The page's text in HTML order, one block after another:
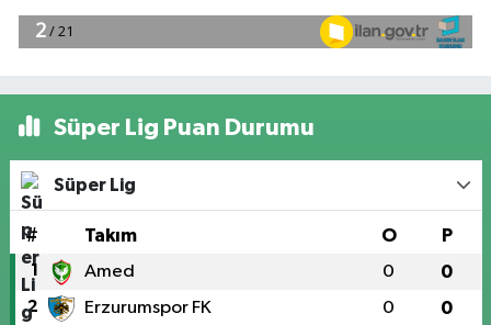
Süper Lig Puan Durumu
Süper Lig
# Takım O P
1 Amed 0 0
2 Erzurumspor FK 0 0